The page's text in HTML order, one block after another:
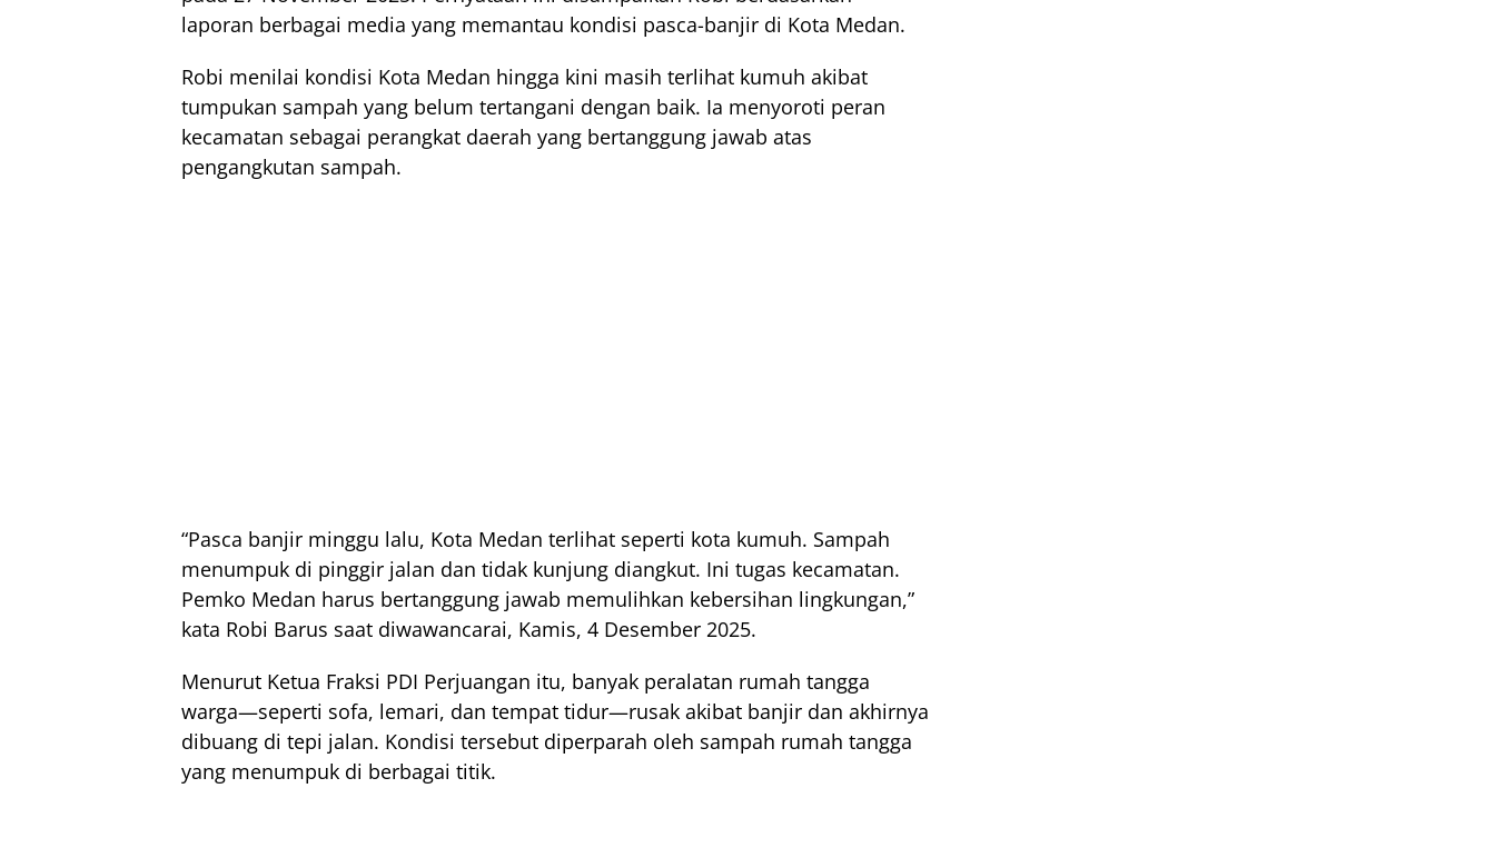
laporan berbagai media yang memantau kondisi pasca-banjir di Kota Medan.
Robi menilai kondisi Kota Medan hingga kini masih terlihat kumuh akibat
tumpukan sampah yang belum tertangani dengan baik. Ia menyoroti peran
kecamatan sebagai perangkat daerah yang bertanggung jawab atas
pengangkutan sampah.
“Pasca banjir minggu lalu, Kota Medan terlihat seperti kota kumuh. Sampah
menumpuk di pinggir jalan dan tidak kunjung diangkut. Ini tugas kecamatan.
Pemko Medan harus bertanggung jawab memulihkan kebersihan lingkungan,”
kata Robi Barus saat diwawancarai, Kamis, 4 Desember 2025.
Menurut Ketua Fraksi PDI Perjuangan itu, banyak peralatan rumah tangga
warga—seperti sofa, lemari, dan tempat tidur—rusak akibat banjir dan akhirnya
dibuang di tepi jalan. Kondisi tersebut diperparah oleh sampah rumah tangga
yang menumpuk di berbagai titik.